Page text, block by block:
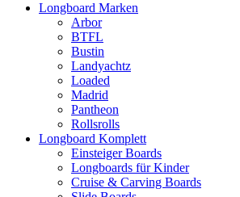
Longboard Marken
Arbor
BTFL
Bustin
Landyachtz
Loaded
Madrid
Pantheon
Rollsrolls
Longboard Komplett
Einsteiger Boards
Longboards für Kinder
Cruise & Carving Boards